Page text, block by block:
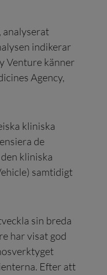
analyserat
indikerar
Venture känner
Agency,
kliniska
de
kliniska
samtidigt
sin breda
har visat god
Efter att